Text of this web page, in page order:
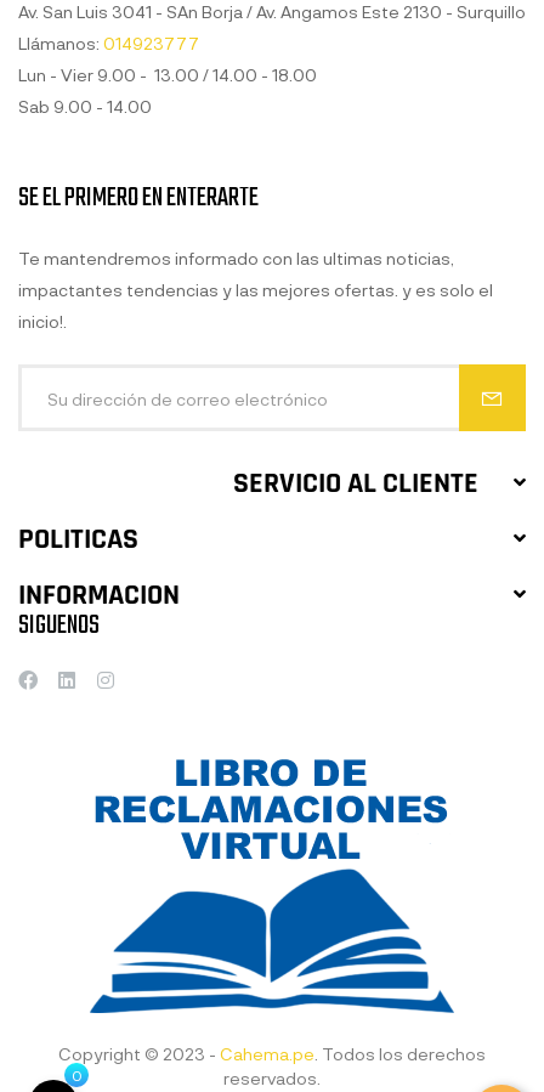
Av. San Luis 3041 - SAn Borja / Av. Angamos Este 2130 - Surquillo
Llámanos: 014923777
Lun - Vier 9.00 - 13.00 / 14.00 - 18.00
Sab 9.00 - 14.00
SERVICIO AL CLIENTE
POLITICAS
INFORMACION
SE EL PRIMERO EN ENTERARTE
Te mantendremos informado con las ultimas noticias,
impactantes tendencias y las mejores ofertas. y es solo el
inicio!.
SIGUENOS
Copyright © 2023 - Cahema.pe . Todos los derechos
reservados.
0